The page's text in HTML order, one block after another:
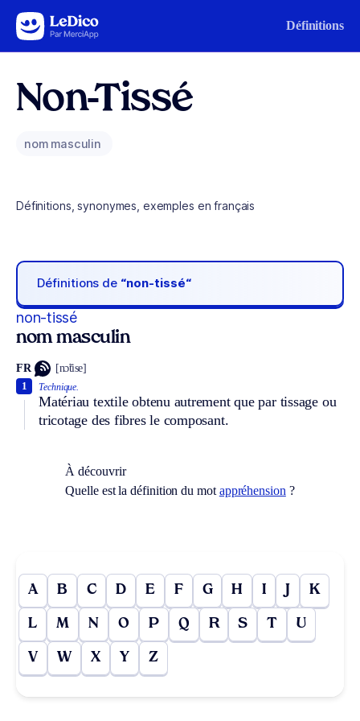
Aller au contenu Définitions
Non-Tissé
nom masculin
Définitions, synonymes, exemples en français
Définitions de “non-tissé“
non-tissé
nom masculin
FR [nɔ̃tise]
Technique.
Matériau textile obtenu autrement que par tissage ou
tricotage des fibres le composant.
1
À découvrir
Quelle est la définition du mot appréhension ?
A B C D E F G H I J K
L M N O P Q R S T U
V W X Y Z